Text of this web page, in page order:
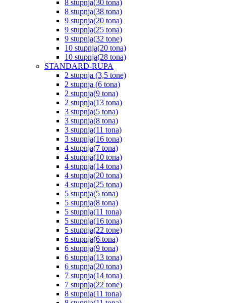
8 stupnja(30 tona)
8 stupnja(38 tona)
9 stupnja(20 tona)
9 stupnja(25 tona)
9 stupnja(32 tone)
10 stupnja(20 tona)
10 stupnja(28 tona)
STANDARD-RUPA
2 stupnja (3,5 tone)
2 stupnja (6 tona)
2 stupnja(9 tona)
2 stupnja(13 tona)
3 stupnja(5 tona)
3 stupnja(8 tona)
3 stupnja(11 tona)
3 stupnja(16 tona)
4 stupnja(7 tona)
4 stupnja(10 tona)
4 stupnja(14 tona)
4 stupnja(20 tona)
4 stupnja(25 tona)
5 stupnja(5 tona)
5 stupnja(8 tona)
5 stupnja(11 tona)
5 stupnja(16 tona)
5 stupnja(22 tone)
6 stupnja(6 tona)
6 stupnja(9 tona)
6 stupnja(13 tona)
6 stupnja(20 tona)
7 stupnja(14 tona)
7 stupnja(22 tone)
8 stupnja(11 tona)